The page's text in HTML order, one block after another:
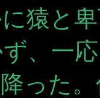
猿と
、一
った